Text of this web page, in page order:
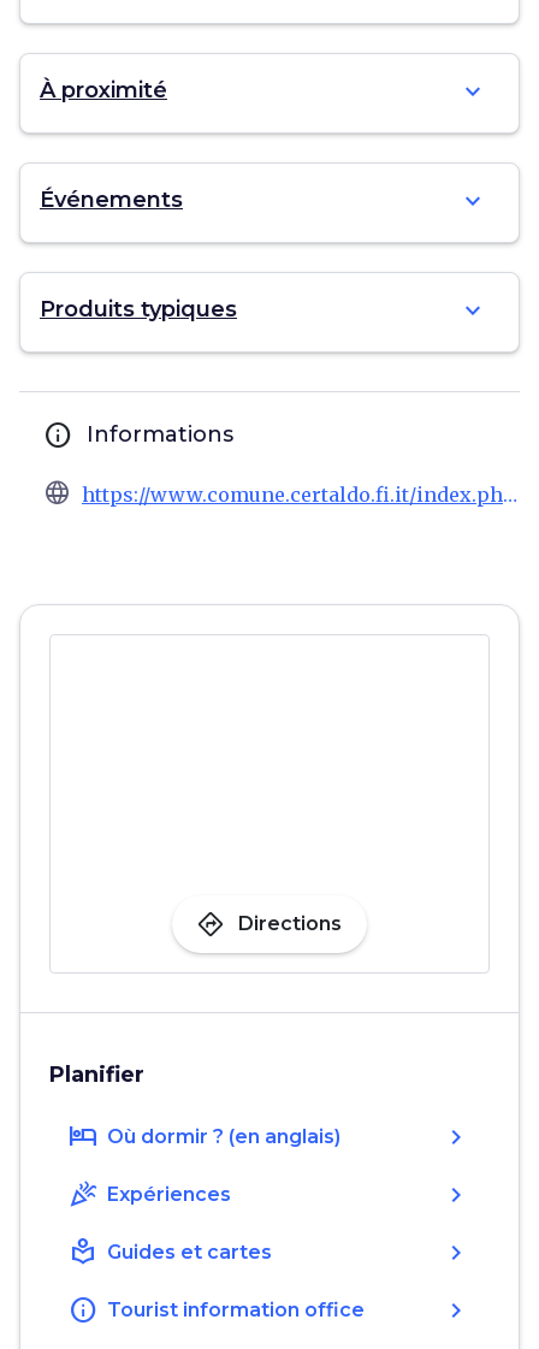
À proximité expand_more
Événements expand_more
Produits typiques expand_more
info Informations
language https://www.comune.certaldo.fi.it/index.php/it/menu/vivere-il-comune
directions Directions
Planifier
hotel Où dormir ? (en anglais) chevron_right
celebration Expériences chevron_right
local_library Guides et cartes chevron_right
info Tourist information office chevron_right